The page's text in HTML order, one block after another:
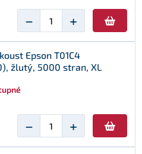
− +
Epson T01C4
žlutý, 5000 stran, XL
− +